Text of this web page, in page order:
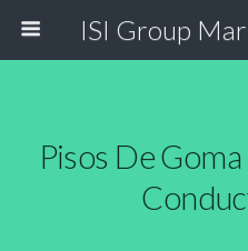
Pisos De